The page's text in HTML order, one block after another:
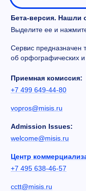
Бета-версия. Нашли
Выделите ее и
Сервис предназначен
об орфографических и
Приемная комиссия:
+7 499 649-44-80
vopros@misis.ru
Admission Issues:
welcome@misis.ru
Центр
+7 495 638-46-57
cctt@misis.ru